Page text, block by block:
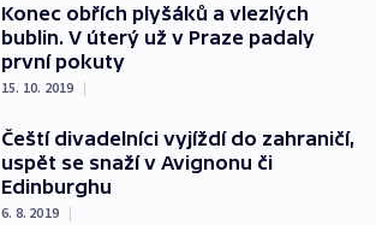
Konec obřích plyšáků a vlezlých
bublin. V úterý už v Praze padaly
první pokuty
15. 10. 2019 |
Čeští divadelníci vyjíždí do zahraničí,
uspět se snaží v Avignonu či
Edinburghu
6. 8. 2019 |